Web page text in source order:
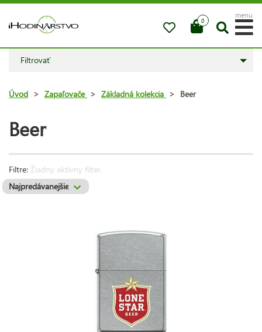
0
menu
Filtrovať
Úvod > Zapaľovače > Základná kolekcia > Beer
Beer
Filtre: Žiadny aktívny filter.